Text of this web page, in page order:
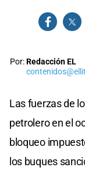
Por:Redacción EL
Las fuerzas de
petrolero en el
bloqueo
los buques